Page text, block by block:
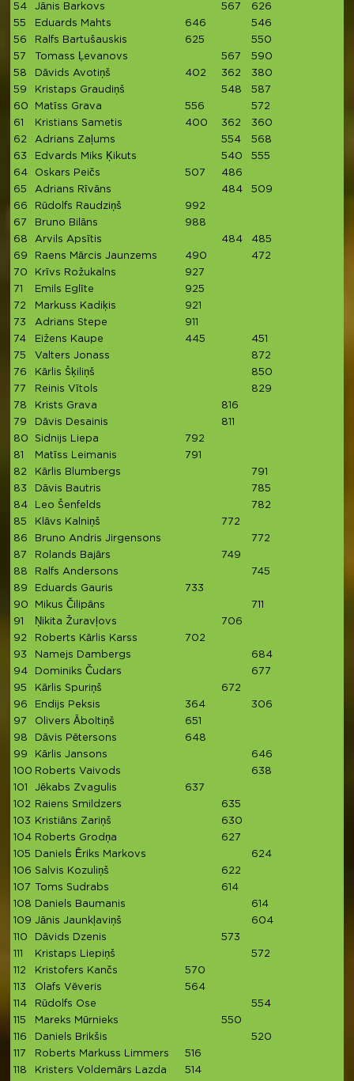
54
Jānis Barkovs 567 626
55
Eduards Mahts 646 546
56
Ralfs Bartušauskis 625 550
57
Tomass Ļevanovs 567 590
58
Dāvids Avotiņš 402 362 380
59
Kristaps Graudiņš 548 587
60
Matīss Grava 556 572
61
Kristians Sametis 400 362 360
62
Adrians Zaļums 554 568
63
Edvards Miks Ķikuts 540 555
64
Oskars Peičs 507 486
65
Adrians Rīvāns 484 509
66
Rūdolfs Raudziņš 992
67
Bruno Bilāns 988
68
Arvils Apsītis 484 485
69
Raens Mārcis Jaunzems 490 472
70
Krīvs Rožukalns 927
71
Emils Eglīte 925
72
Markuss Kadiķis 921
73
Adrians Stepe 911
74
Eižens Kaupe 445 451
75
Valters Jonass 872
76
Kārlis Šķiliņš 850
77
Reinis Vītols 829
78
Krists Grava 816
79
Dāvis Desainis 811
80
Sidnijs Liepa 792
81
Matīss Leimanis 791
82
Kārlis Blumbergs 791
83
Dāvis Bautris 785
84
Leo Šenfelds 782
85
Klāvs Kalniņš 772
86
Bruno Andris Jirgensons 772
87
Rolands Bajārs 749
88
Ralfs Andersons 745
89
Eduards Gauris 733
90
Mikus Čilipāns 711
91
Ņikita Žuravļovs 706
92
Roberts Kārlis Karss 702
93
Namejs Dambergs 684
94
Dominiks Čudars 677
95
Kārlis Spuriņš 672
96
Endijs Peksis 364 306
97
Olivers Āboltiņš 651
98
Dāvis Pētersons 648
99
Kārlis Jansons 646
100 Roberts Vaivods 638
101
Jēkabs Zvagulis 637
102
Raiens Smildzers 635
103
Kristiāns Zariņš 630
104 Roberts Grodņa 627
105
Daniels Ēriks Markovs 624
106 Salvis Kozuliņš 622
107
Toms Sudrabs 614
108
Daniels Baumanis 614
109 Jānis Jaunkļaviņš 604
110
Dāvids Dzenis 573
111
Kristaps Liepiņš 572
112
Kristofers Kančs 570
113
Olafs Vēveris 564
114
Rūdolfs Ose 554
115
Mareks Mūrnieks 550
116
Daniels Brikšis 520
117
Roberts Markuss Limmers 516
118
Kristers Voldemārs Lazda 514